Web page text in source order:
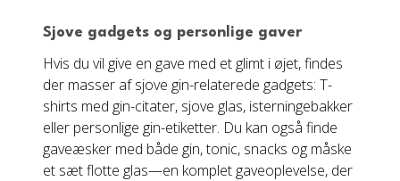
Sjove gadgets og personlige gaver
Hvis du vil give en gave med et glimt i øjet, findes
der masser af sjove gin-relaterede gadgets: T-
shirts med gin-citater, sjove glas, isterningebakker
eller personlige gin-etiketter. Du kan også finde
gaveæsker med både gin, tonic, snacks og måske
et sæt flotte glas—en komplet gaveoplevelse, der